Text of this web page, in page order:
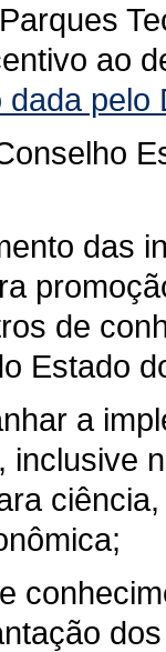
ao
dada pelo
das
de
Estado
a
inclusive